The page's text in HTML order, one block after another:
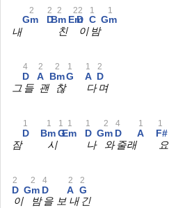
내
Gm
2
D
2
Bm
2
친
Em
2
D
2
이
C
1
밤
Gm
1
그
D
4
들
A
2
괜
Bm
2
찮
G
1
A
1
다
D
2
며
잠
D
1
Bm
1
시
G
1
Em
1
D
1
나
Gm
2
와
D
4
줄래
A
1
F#
1
요
D
2
이
Gm
2
밤
D
4
을 보
A
2
내
G
2
긴